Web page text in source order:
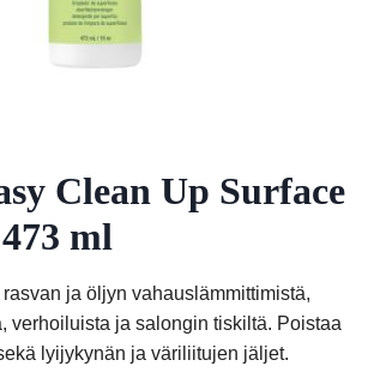
Clean Up Surface
ml
ja öljyn vahauslämmittimistä,
verhoiluista ja salongin tiskiltä. Poistaa
lyijykynän ja väriliitujen jäljet.